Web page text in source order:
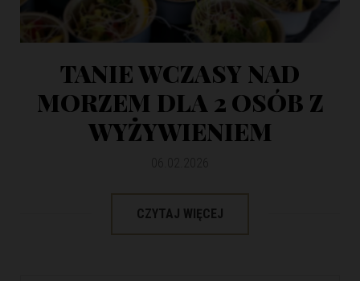
TANIE WCZASY NAD
MORZEM DLA 2 OSÓB Z
WYŻYWIENIEM
CZYTAJ WIĘCEJ